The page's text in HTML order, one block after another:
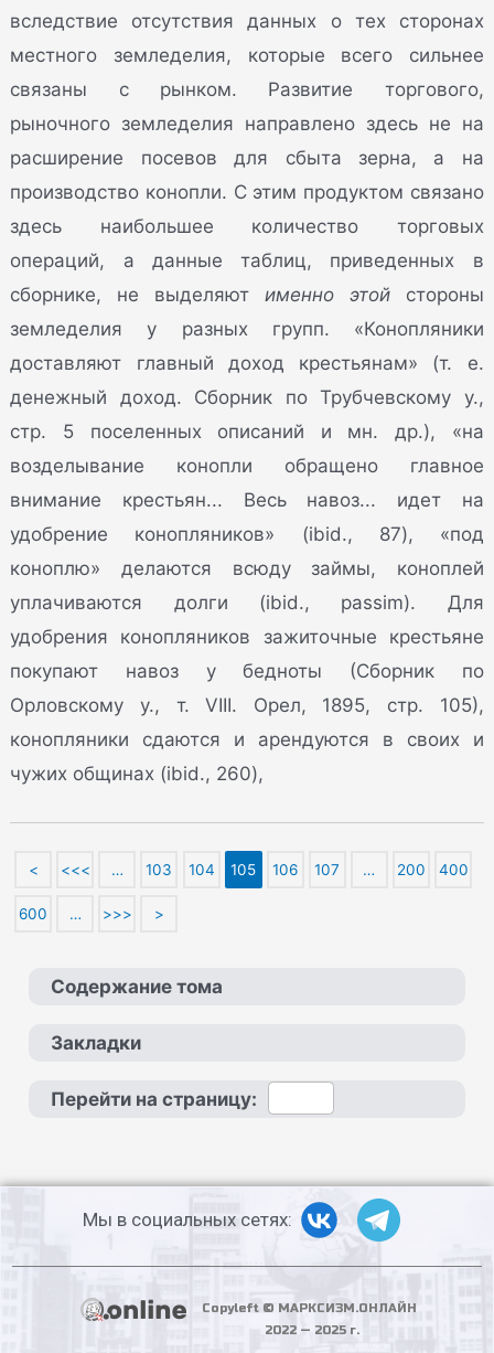
вследствие отсутствия данных о тех сторонах
местного земледелия, которые всего сильнее
связаны с рынком. Развитие торгового,
рыночного земледелия направлено здесь не на
расширение посевов для сбыта зерна, а на
производство конопли. С этим продуктом связано
здесь наибольшее количество торговых
операций, а данные таблиц, приведенных в
сборнике, не выделяют именно этойстороны
земледелия у разных групп. «Конопляники
доставляют главный доход крестьянам» (т. е.
денежный доход. Сборник по Трубчевскому у.,
стр. 5 поселенных описаний и мн. др.), «на
возделывание конопли обращено главное
внимание крестьян... Весь навоз... идет на
удобрение конопляников» (ibid., 87), «под
коноплю» делаются всюду займы, коноплей
уплачиваются долги (ibid., passim). Для
удобрения конопляников зажиточные крестьяне
покупают навоз у бедноты (Сборник по
Орловскому у., т. VIII. Орел, 1895, стр. 105),
конопляники сдаются и арендуются в своих и
чужих общинах (ibid., 260),
< <<< … 103 104 105 106 107 … 200 400
600 … >>> >
Содержание тома
Закладки
Перейти на страницу:
Мы в социальных сетях:
Copyleft © МАРКСИЗМ.ОНЛАЙН
2022 — 2025 г.